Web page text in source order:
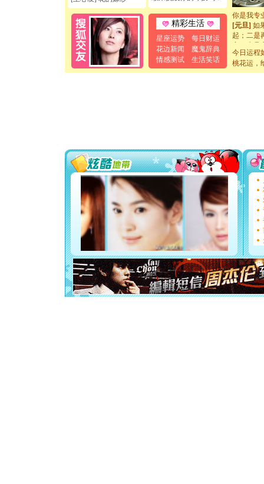
精彩生活
星座运势
每日财运
花边新闻
魔鬼辞典
情感测试
生活笑话
断电。爱
你是我专
[元旦] 如
起；二是
离。水
[元旦]当
泣，这痛
卖了。水
你太多，
要平安
[圣诞节]
能正大
天都要快
[圣诞节]
如意,快
[元旦]
看
断电。
你是我
[元旦]
起；二是
离。水晶
[元旦]当
泣，这痛
今日运程
桃花运，